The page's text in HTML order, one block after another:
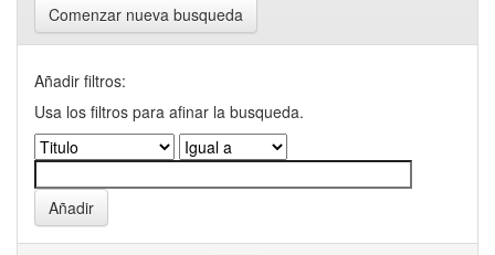
Comenzar nueva busqueda
Añadir filtros:
Usa los filtros para afinar la busqueda.